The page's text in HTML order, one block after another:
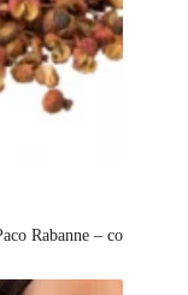
Rabanne – co